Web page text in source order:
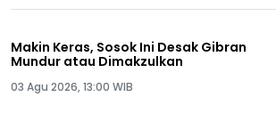
Makin Keras, Sosok Ini Desak Gibran
Mundur atau Dimakzulkan
03 Agu 2026, 13:00 WIB